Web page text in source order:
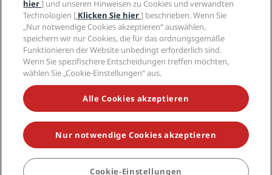
VERPASSEN SIE NIEMALS UNSERE BELIEBTESTEN
ANGEBOTE
© 2026 Radisson Hotel Group.Alle Rechte vorbehalten. RHG Radisson
Hotel Group, Radisson, Radisson RED, Radisson Blu, Radisson Collection,
Radisson Individuals, Park Plaza, Park Inn, Country Inn & Suites, Prize by
Radisson, Radisson Rewards und Radisson Meetings sind Warenzeichen
hier] und unseren Hinweisen zu Cookies und verwandten
Technologien [ Klicken Sie hier] beschrieben. Wenn Sie
„Nur notwendige Cookies akzeptieren“ auswählen,
speichern wir nur Cookies, die für das ordnungsgemäße
Funktionieren der Website unbedingt erforderlich sind.
Wenn Sie spezifischere Entscheidungen treffen möchten,
wählen Sie „Cookie-Einstellungen“ aus.
Alle Cookies akzeptieren
Nur notwendige Cookies akzeptieren
Cookie-Einstellungen